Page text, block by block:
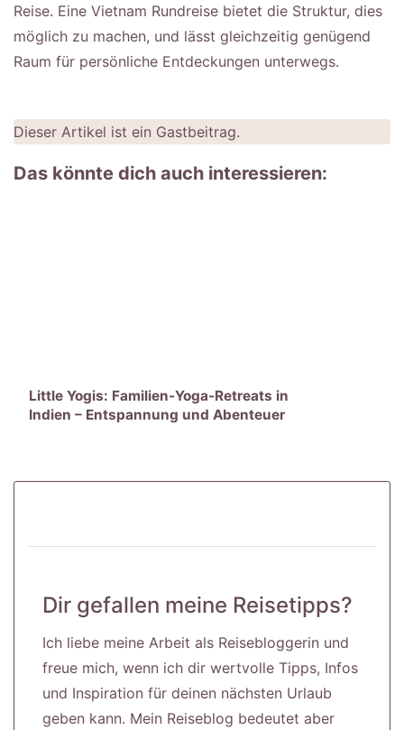
Reise. Eine Vietnam Rundreise bietet die Struktur, dies
möglich zu machen, und lässt gleichzeitig genügend
Raum für persönliche Entdeckungen unterwegs.
Dieser Artikel ist ein Gastbeitrag.
Das könnte dich auch interessieren:
Little Yogis: Familien-Yoga-Retreats in
Indien – Entspannung und Abenteuer
Dir gefallen meine Reisetipps?
Ich liebe meine Arbeit als Reisebloggerin und
freue mich, wenn ich dir wertvolle Tipps, Infos
und Inspiration für deinen nächsten Urlaub
geben kann. Mein Reiseblog bedeutet aber